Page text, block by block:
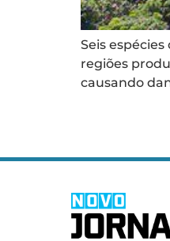
Seis
regiões
causando